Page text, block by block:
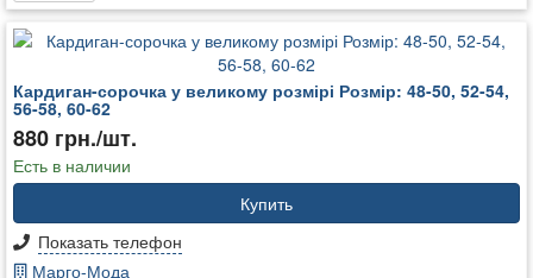
Кардиган-сорочка у великому розмірі Розмір: 48-50, 52-54,
56-58, 60-62
880 грн./шт.
Есть в наличии
Купить
Показать телефон
Марго-Мода